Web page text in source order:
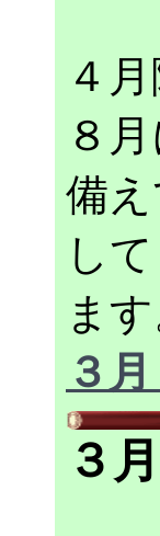
４
８
備
し
ます
３
３